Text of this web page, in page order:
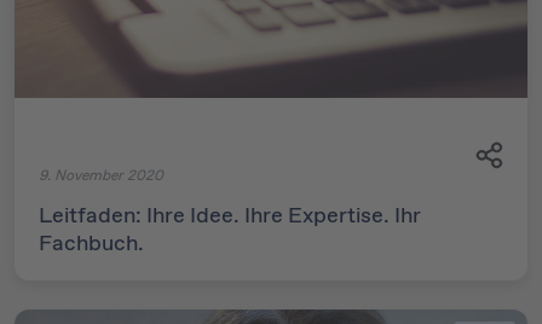
9. November 2020
Leitfaden: Ihre Idee. Ihre Expertise. Ihr
Fachbuch.